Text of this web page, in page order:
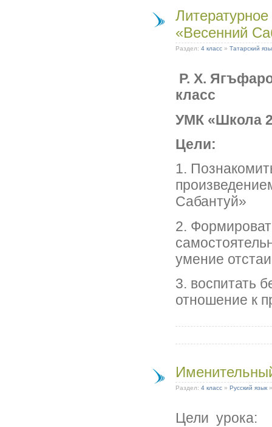
«Весенний
Раздел: 4 класс » Татарский
Р. Х.
класс
УМК «Школа
Цели:
1.
Сабантуй»
2.
умение
3. воспитать
отношение к
Раздел: 4 класс » Русский язык
Цели урока: